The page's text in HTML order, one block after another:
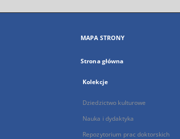
MAPA STRONY
Strona główna
Kolekcje
Dziedzictwo kulturowe
Nauka i dydaktyka
Repozytorium prac doktorskich